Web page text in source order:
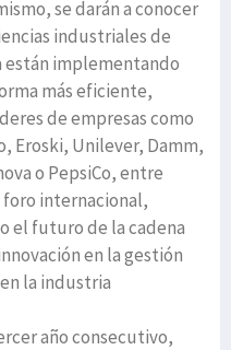
se darán a conocer
industriales de
están implementando
más eficiente,
de empresas como
Eroski, Unilever, Damm,
o PepsiCo, entre
internacional,
el futuro de la cadena
en la gestión
la industria
año consecutivo,